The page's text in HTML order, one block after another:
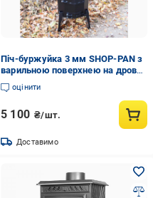
Піч-буржуйка 3 мм SHOP-PAN з
варильною поверхнею на дровах
для внутрішнього обігріву
приміщень (8582722)
оцінити
5 100 ₴/шт.
Доставимо